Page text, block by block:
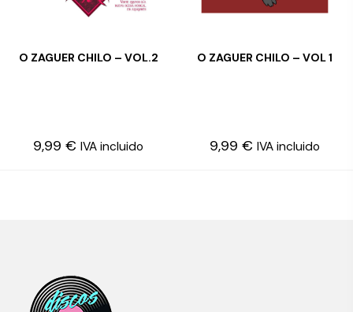
LEER MÁS
O ZAGUER CHILO – VOL.2
9,99 € IVA incluido
LEER MÁS
O ZAGUER CHILO – VOL 1
9,99 € IVA incluido